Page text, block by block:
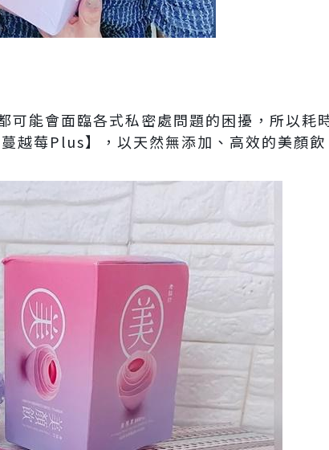
可能會面臨各式私密處問題的困擾，所以耗
越莓Plus】，以天然無添加、高效的美顏飲